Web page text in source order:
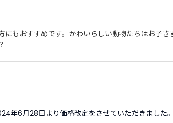
もおすすめです。かわいらしい動物たちはお子さ
年6月28日より価格改定をさせていただきました